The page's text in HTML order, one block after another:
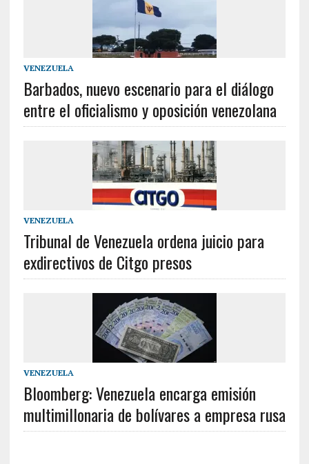
VENEZUELA
Barbados, nuevo escenario para el diálogo
entre el oficialismo y oposición venezolana
VENEZUELA
Tribunal de Venezuela ordena juicio para
exdirectivos de Citgo presos
VENEZUELA
Bloomberg: Venezuela encarga emisión
multimillonaria de bolívares a empresa rusa